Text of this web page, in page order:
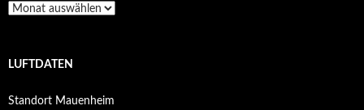
Archiv
LUFTDATEN
Standort Mauenheim